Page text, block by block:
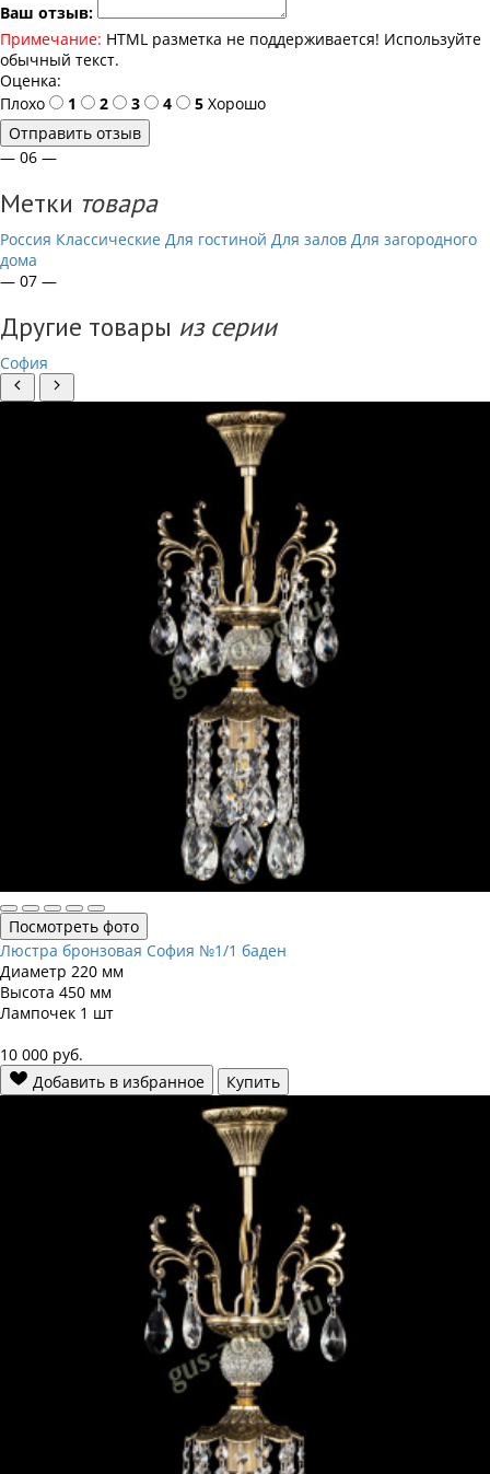
Ваш отзыв:
Примечание: HTML разметка не поддерживается! Используйте
обычный текст.
Оценка:
Плохо
1 2 3 4 5 Хорошо
Отправить отзыв
— 06 —
Метки товара
Россия Классические Для гостиной Для залов Для загородного
дома
— 07 —
Другие товары из серии
София
Посмотреть фото
Люстра бронзовая София №1/1 баден
Диаметр 220 мм
Высота 450 мм
Лампочек 1 шт
10 000 руб.
Добавить в избранное
Купить